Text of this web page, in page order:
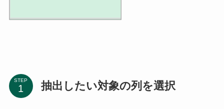
STEP 抽出したい対象の列を選択